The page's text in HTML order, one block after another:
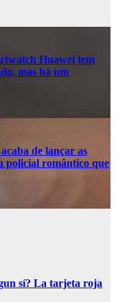
Huawei tem
mas há um
de lançar as
policial romântico que
sí? La tarjeta roja